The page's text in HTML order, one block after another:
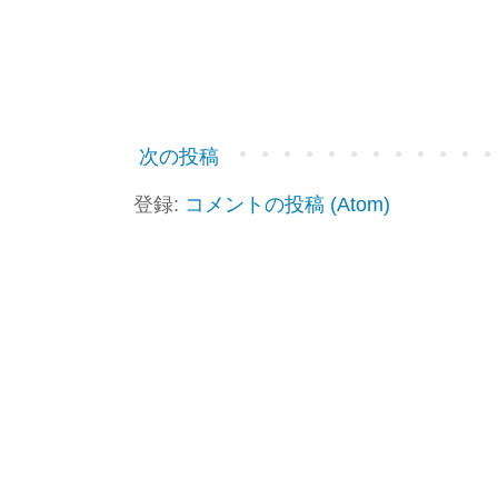
次の投稿
登録: コメントの投稿 (Atom)